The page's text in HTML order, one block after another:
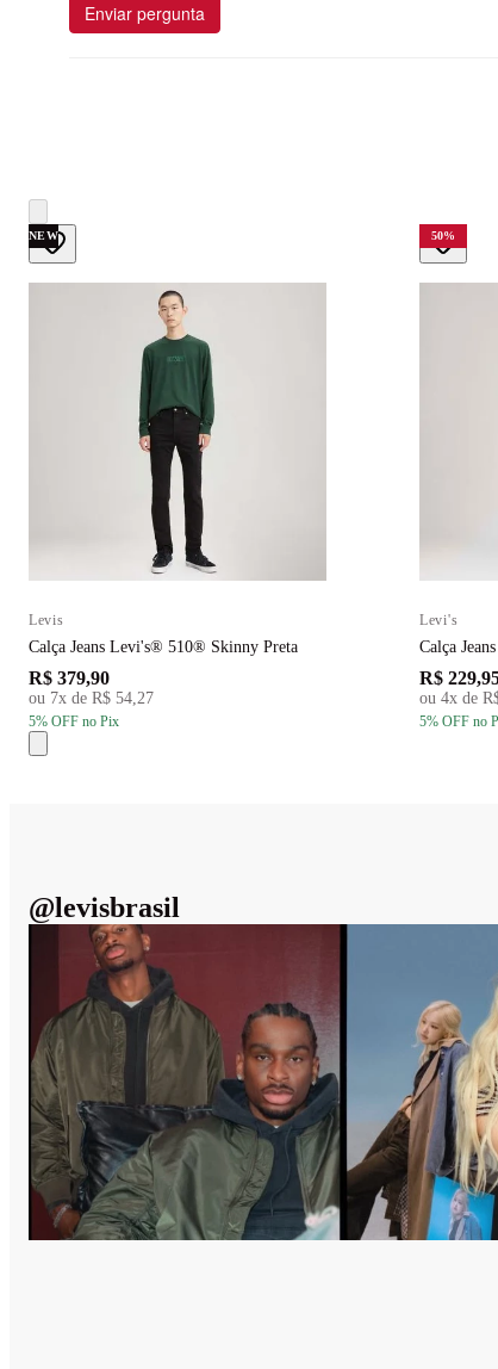
Enviar pergunta
NEW
Levis
Calça Jeans Levi's® 510® Skinny Preta
R$ 379,90
ou 7x de R$ 54,27
5% OFF no Pix
50%
Levi's
Calça
R$
ou 4x de
5% OFF no
@levisbrasil